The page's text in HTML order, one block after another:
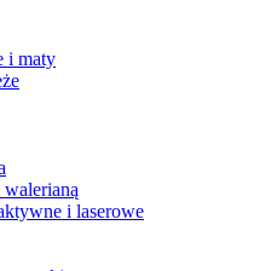
i maty
i laserowe